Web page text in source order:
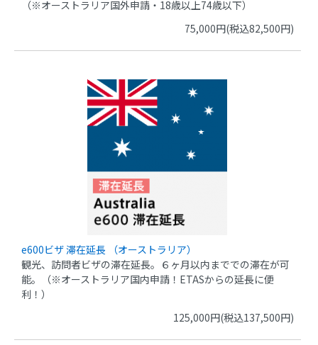
（※オーストラリア国外申請・18歳以上74歳以下）
75,000円(税込82,500円)
e600ビザ 滞在延長 （オーストラリア）
観光、訪問者ビザの滞在延長。６ヶ月以内まででの滞在が可
能。（※オーストラリア国内申請！ETASからの延長に便
利！）
125,000円(税込137,500円)